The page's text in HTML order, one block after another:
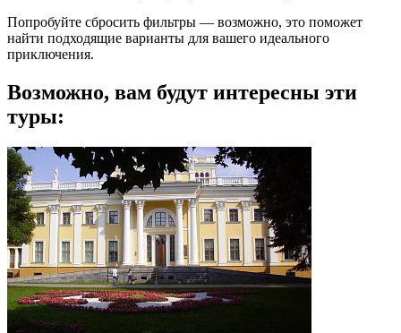
Попробуйте сбросить фильтры — возможно, это поможет
найти подходящие варианты для вашего идеального
приключения.
Возможно, вам будут интересны эти
туры: